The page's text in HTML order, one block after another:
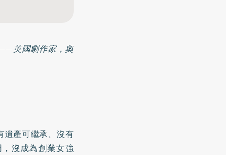
英國劇作家，奧
遺產可繼承、沒有
沒成為創業女強